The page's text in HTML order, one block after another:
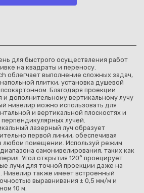
для быстрого осуществления работ
на квадраты и переносу.
облегчает выполнение сложных задач,
плитки, установка душевой
Благодаря проекции
и дополнительному вертикальному лучу
нивелир можно использовать для
и вертикальной плоскостях и
лучей.
лазерный луч образует
первой линии, обеспечивая
любом помещении. Используй режим
самонивелирования, таких как
Угол открытия 120° проецирует
лучи для точной проекции даже на
Нивелир также имеет встроенный
выравнивания ± 0,5 мм/м и
10 м.